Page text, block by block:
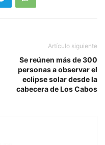
Artículo siguiente
Se reúnen más de 300
personas a observar el
eclipse solar desde la
cabecera de Los Cabos